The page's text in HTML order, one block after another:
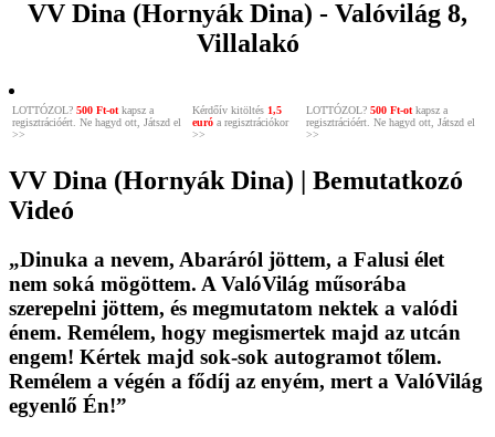
VV Dina (Hornyák Dina) - Valóvilág 8,
Villalakó
LOTTÓZOL? 500 Ft-otkapsz a
regisztrációért. Ne hagyd ott, Játszd el
>>
Kérdőív kitöltés 1,5
euró a regisztrációkor
>>
LOTTÓZOL? 500 Ft-otkapsz a
regisztrációért. Ne hagyd ott, Játszd el
>>
VV Dina (Hornyák Dina) | Bemutatkozó
Videó
„Dinuka a nevem, Abaráról jöttem, a Falusi élet
nem soká mögöttem. A ValóVilág műsorába
szerepelni jöttem, és megmutatom nektek a valódi
énem. Remélem, hogy megismertek majd az utcán
engem! Kértek majd sok-sok autogramot tőlem.
Remélem a végén a fődíj az enyém, mert a ValóVilág
egyenlő Én!”